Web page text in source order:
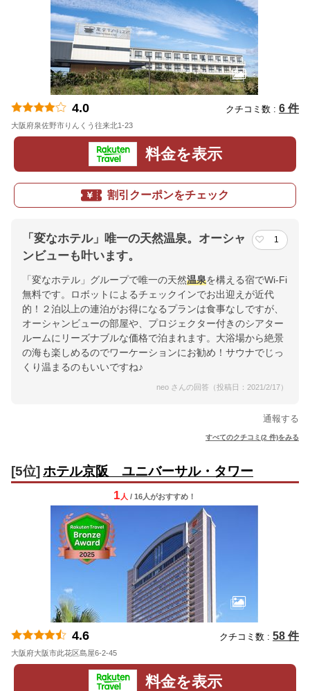
4.0 クチコミ数 : 6 件
大阪府泉佐野市りんくう往来北1-23
料金を表示
割引クーポンをチェック
「変なホテル」唯一の天然温泉。オーシャ
ンビューも叶います。
1
「変なホテル」グループで唯一の天然温泉を構える宿でWi-Fi
無料です。ロボットによるチェックインでお出迎えが近代
的！２泊以上の連泊がお得になるプランは食事なしですが、
オーシャンビューの部屋や、プロジェクター付きのシアター
ルームにリーズナブルな価格で泊まれます。大浴場から絶景
の海も楽しめるのでワーケーションにお勧め！サウナでじっ
くり温まるのもいいですね♪
neo さんの回答（投稿日：2021/2/17）
通報する
すべてのクチコミ(2 件)をみる
[5位] ホテル京阪 ユニバーサル・タワー
1 人 / 16人がおすすめ！
4.6 クチコミ数 : 58 件
大阪府大阪市此花区島屋6-2-45
料金を表示